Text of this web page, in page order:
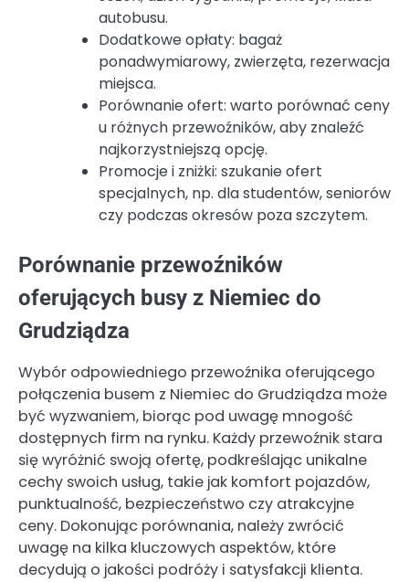
autobusu.
Dodatkowe opłaty: bagaż
ponadwymiarowy, zwierzęta, rezerwacja
miejsca.
Porównanie ofert: warto porównać ceny
u różnych przewoźników, aby znaleźć
najkorzystniejszą opcję.
Promocje i zniżki: szukanie ofert
specjalnych, np. dla studentów, seniorów
czy podczas okresów poza szczytem.
Porównanie przewoźników
oferujących busy z Niemiec do
Grudziądza
Wybór odpowiedniego przewoźnika oferującego
połączenia busem z Niemiec do Grudziądza może
być wyzwaniem, biorąc pod uwagę mnogość
dostępnych firm na rynku. Każdy przewoźnik stara
się wyróżnić swoją ofertę, podkreślając unikalne
cechy swoich usług, takie jak komfort pojazdów,
punktualność, bezpieczeństwo czy atrakcyjne
ceny. Dokonując porównania, należy zwrócić
uwagę na kilka kluczowych aspektów, które
decydują o jakości podróży i satysfakcji klienta.